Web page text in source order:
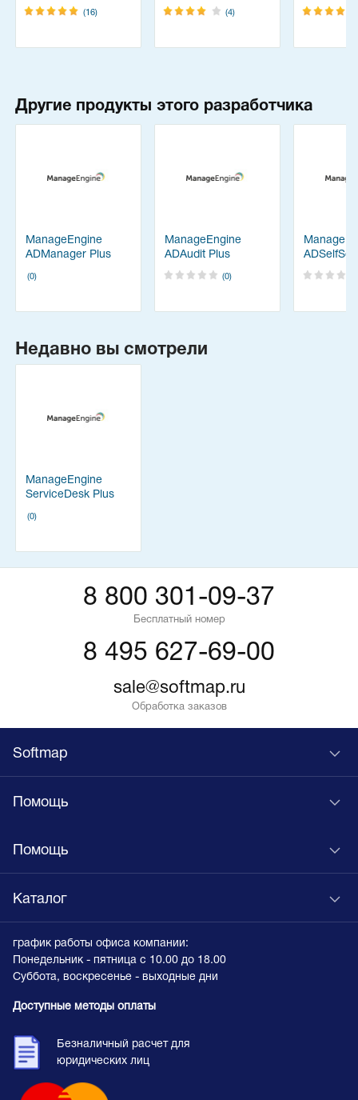
(16) (4)
Другие продукты этого разработчика
ManageEngine
ADManager Plus
(0)
ManageEngine
ADAudit Plus
(0)
Недавно вы смотрели
ManageEngine
ServiceDesk Plus
(0)
8 800 301-09-37
Бесплатный номер
8 495 627-69-00
sale@softmap.ru
Обработка заказов
Softmap
Помощь
Помощь
Каталог
график работы офиса компании:
Понедельник - пятница с 10.00 до 18.00
Суббота, воскресенье - выходные дни
Доступные методы оплаты
Безналичный расчет для
юридических лиц